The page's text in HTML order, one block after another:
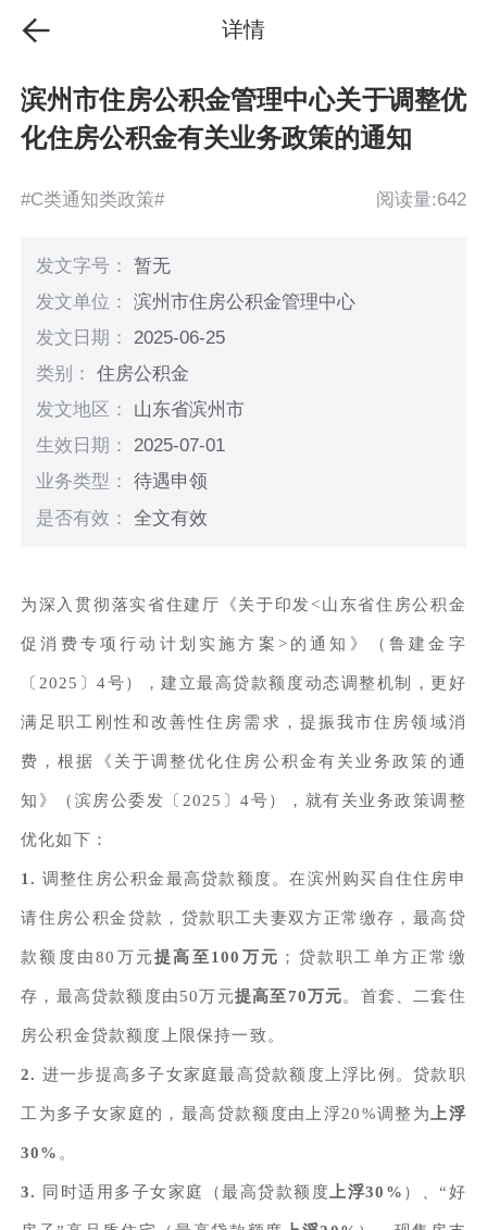
详情
滨州市住房公积金管理中心关于调整优
化住房公积金有关业务政策的通知
#C类通知类政策# 阅读量:642
发文字号：暂无
发文单位：滨州市住房公积金管理中心
发文日期： 2025-06-25
类别：住房公积金
发文地区： 山东省滨州市
生效日期： 2025-07-01
业务类型：待遇申领
是否有效：全文有效
为深入贯彻落实省住建厅《关于印发<山东省住房公积金
促消费专项行动计划实施方案>的通知》（鲁建金字
〔2025〕4号），建立最高贷款额度动态调整机制，更好
满足职工刚性和改善性住房需求，提振我市住房领域消
费，根据《关于调整优化住房公积金有关业务政策的通
知》（滨房公委发〔2025〕4号），就有关业务政策调整
优化如下：
1. 调整住房公积金最高贷款额度。在滨州购买自住住房申
请住房公积金贷款，贷款职工夫妻双方正常缴存，最高贷
款额度由80万元提高至100万元 ；贷款职工单方正常缴
存，最高贷款额度由50万元提高至70万元。首套、二套住
房公积金贷款额度上限保持一致。
2. 进一步提高多子女家庭最高贷款额度上浮比例。贷款职
工为多子女家庭的，最高贷款额度由上浮20%调整为 上浮
30% 。
3. 同时适用多子女家庭（最高贷款额度 上浮30% ）、“好